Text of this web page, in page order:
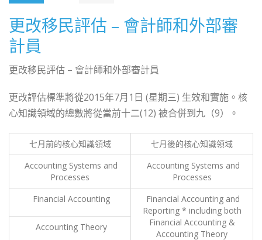
更改移民評估 – 會計師和外部審
計員
更改移民評估 – 會計師和外部審計員
更改評估標準將從2015年7月1日 (星期三) 生效和實施。核
心知識領域的總數將從當前十二(12) 被合併到九（9）。
七月前的核心知識領域
七月後的核心知識領域
Accounting Systems and
Processes
Accounting Systems and
Processes
Financial Accounting
Financial Accounting and
Reporting * including both
Financial Accounting &
Accounting Theory
Accounting Theory